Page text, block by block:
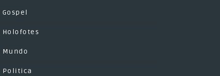
Gospel
Holofotes
Mundo
Politica